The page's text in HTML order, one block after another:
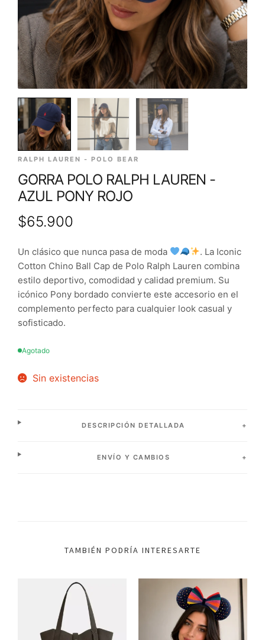
RALPH LAUREN - POLO BEAR
GORRA POLO RALPH LAUREN -
AZUL PONY ROJO
$65.900
Un clásico que nunca pasa de moda
. La Iconic
Cotton Chino Ball Cap de Polo Ralph Lauren combina
estilo deportivo, comodidad y calidad premium. Su
icónico Pony bordado convierte este accesorio en el
complemento perfecto para cualquier look casual y
sofisticado.
Agotado
Sin existencias
DESCRIPCIÓN DETALLADA
ENVÍO Y CAMBIOS
TAMBIÉN PODRÍA INTERESARTE